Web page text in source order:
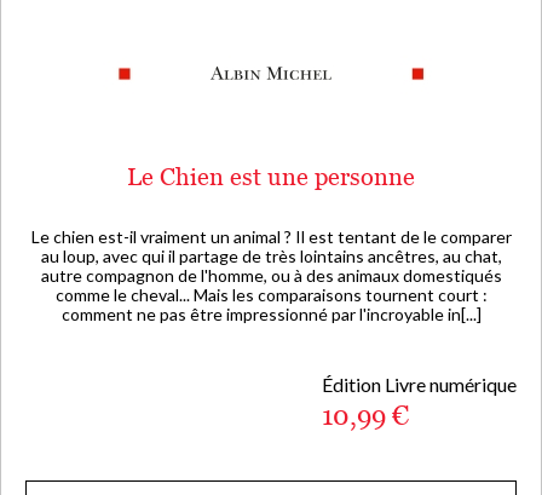
Le Chien est une personne
Le chien est-il vraiment un animal ? Il est tentant de le comparer
au loup, avec qui il partage de très lointains ancêtres, au chat,
autre compagnon de l'homme, ou à des animaux domestiqués
comme le cheval... Mais les comparaisons tournent court :
comment ne pas être impressionné par l'incroyable in[...]
Édition Livre numérique
10,99 €